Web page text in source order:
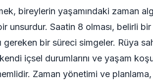
bireylerin yaşamındaki zaman
unsurdur. Saatin 8 olması, belirli
gereken bir süreci simgeler. Rüya
içsel durumlarını ve yaşam
Zaman yönetimi ve